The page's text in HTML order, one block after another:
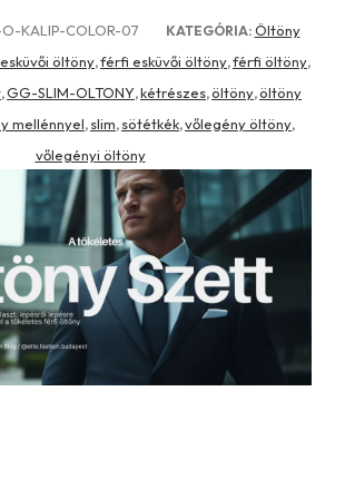
KALIP-COLOR-07 KATEGÓRIA: Öltöny
esküvői öltöny,férfi esküvői öltöny,férfi öltöny,
,GG-SLIM-OLTONY,kétrészes,öltöny,öltöny
mellénnyel, slim, sötétkék,vőlegény öltöny,
vőlegényi öltöny